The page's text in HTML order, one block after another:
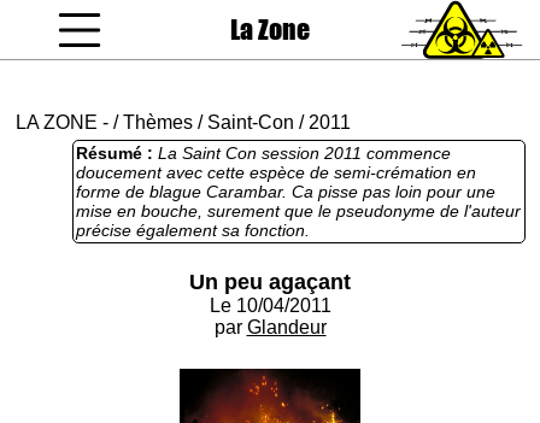
La Zone
LA ZONE - /Thèmes / Saint-Con / 2011
Résumé : La Saint Con session 2011 commence
doucement avec cette espèce de semi-crémation en
forme de blague Carambar. Ca pisse pas loin pour une
mise en bouche, surement que le pseudonyme de l'auteur
précise également sa fonction.
Un peu agaçant
Le 10/04/2011
par Glandeur